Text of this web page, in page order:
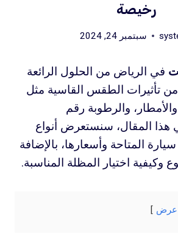
رخيصة
سبتمبر 24, 2024
في الرياض من الحلول الرائعة
من تأثيرات الطقس القاسية مثل
والرطوبة رقم
في هذا المقال، سنستعرض أنواع
المتاحة وأسعارها، بالإضافة
وكيفية اختيار المظلة المناسبة.
عرض